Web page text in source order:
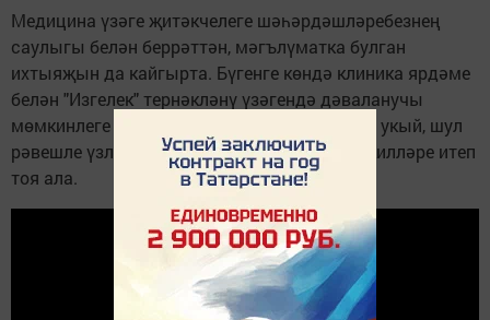
Медицина үзәге җитәкчелеге шәһәрдәшләребезнең
саулыгы белән беррәттән, мәгълүматка булган
ихтыяҗын да кайгырта. Бүгенге көндә клиника ярдәме
белән "Изгелек" тернәкләнү үзәгендә дәваланучы
мөмкинлеге чикле кешеләр дә газетабызны укый, шул
рәвешле үзләрен җәмгыятебезнең тулы вәкилләре итеп
тоя ала.